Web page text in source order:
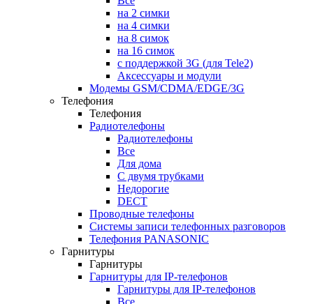
на 2 симки
на 4 симки
на 8 симок
на 16 симок
с поддержкой 3G (для Tele2)
Аксессуары и модули
Модемы GSM/CDMA/EDGE/3G
Телефония
Телефония
Радиотелефоны
Радиотелефоны
Все
Для дома
С двумя трубками
Недорогие
DECT
Проводные телефоны
Системы записи телефонных разговоров
Телефония PANASONIC
Гарнитуры
Гарнитуры
Гарнитуры для IP-телефонов
Гарнитуры для IP-телефонов
Все